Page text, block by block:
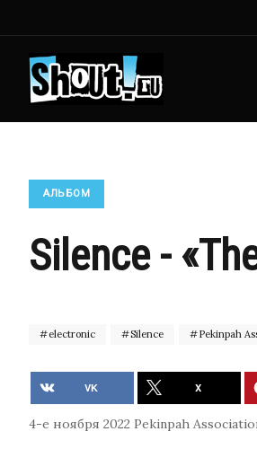
АЛЬБОМ
Silence -
electronic Silence Pekinpah
VK X
4-е ноября 2022 Pekinpah